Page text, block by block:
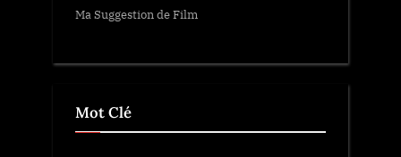
Ma Suggestion de Film
Mot Clé